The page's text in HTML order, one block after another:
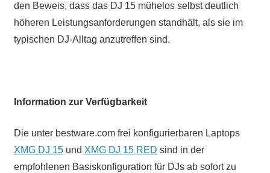
den Beweis, dass das DJ 15 mühelos selbst deutlich
höheren Leistungsanforderungen standhält, als sie im
typischen DJ-Alltag anzutreffen sind.
Information zur Verfügbarkeit
Die unter bestware.com frei konfigurierbaren Laptops
XMG DJ 15und XMG DJ 15 RED sind in der
empfohlenen Basiskonfiguration für DJs ab sofort zu